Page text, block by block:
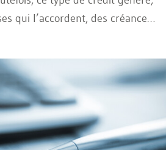
qui l’accordent, des créances
Ainsi, une gestion des
efficace s’avère
la liquidité à court et moyen